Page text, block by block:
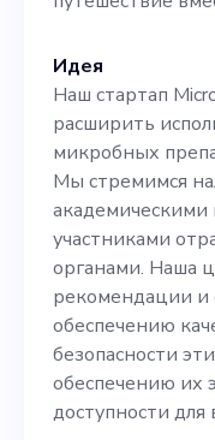
сетей и
внимания
качества.
мы не
свою
Идея
Наш стартап
расширить
микробных
Мы стремимся
академическими
участниками
органами. Наша
рекомендации и
обеспечению
безопасности
обеспечению их
доступности